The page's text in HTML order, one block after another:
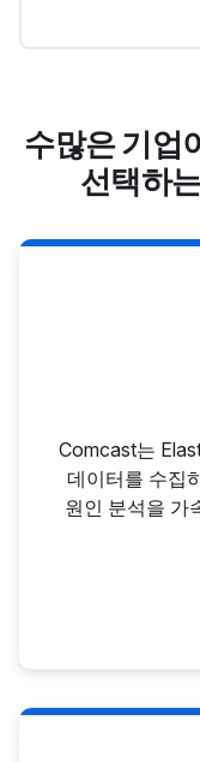
수많은 기업
선택하
Comcast는
데이터를 수집
원인 분석을 가